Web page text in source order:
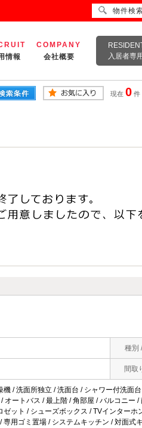
情報
COMPANY
会社概要
入居者専用
現在 0 件
種別
間取
/ 洗面所独立 / 洗面台 / シャワー付洗面
ートバス / 最上階 / 角部屋 / バルコニー
ット / シューズボックス / TVインター
用ゴミ置場 / システムキッチン / 対面式
物件検